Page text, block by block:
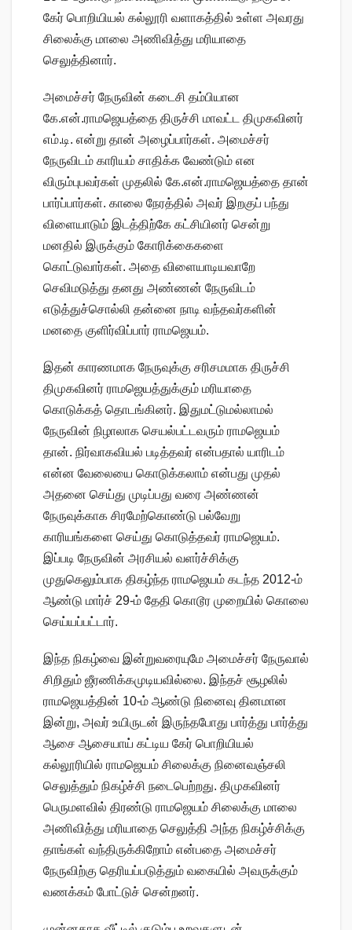
கேர் பொறியியல் கல்லூரி வளாகத்தில் உள்ள அவரது
சிலைக்கு மாலை அணிவித்து மரியாதை
செலுத்தினார்.
அமைச்சர் நேருவின் கடைசி தம்பியான
கே.என்.ராமஜெயத்தை திருச்சி மாவட்ட திமுகவினர்
எம்.டி. என்று தான் அழைப்பார்கள். அமைச்சர்
நேருவிடம் காரியம் சாதிக்க வேண்டும் என
விரும்புபவர்கள் முதலில் கே.என்.ராமஜெயத்தை தான்
பார்ப்பார்கள். காலை நேரத்தில் அவர் இறகுப் பந்து
விளையாடும் இடத்திற்கே கட்சியினர் சென்று
மனதில் இருக்கும் கோரிக்கைகளை
கொட்டுவார்கள். அதை விளையாடியவாறே
செவிமடுத்து தனது அண்ணன் நேருவிடம்
எடுத்துச்சொல்லி தன்னை நாடி வந்தவர்களின்
மனதை குளிர்விப்பார் ராமஜெயம்.
இதன் காரணமாக நேருவுக்கு சரிசமமாக திருச்சி
திமுகவினர் ராமஜெயத்துக்கும் மரியாதை
கொடுக்கத் தொடங்கினர். இதுமட்டுமல்லாமல்
நேருவின் நிழாலாக செயல்பட்டவரும் ராமஜெயம்
தான். நிர்வாகவியல் படித்தவர் என்பதால் யாரிடம்
என்ன வேலையை கொடுக்கலாம் என்பது முதல்
அதனை செய்து முடிப்பது வரை அண்ணன்
நேருவுக்காக சிரமேற்கொண்டு பல்வேறு
காரியங்களை செய்து கொடுத்தவர் ராமஜெயம்.
இப்படி நேருவின் அரசியல் வளர்ச்சிக்கு
முதுகெலும்பாக திகழ்ந்த ராமஜெயம் கடந்த 2012-ம்
ஆண்டு மார்ச் 29-ம் தேதி கொடூர முறையில் கொலை
செய்யப்பட்டார்.
இந்த நிகழ்வை இன்றுவரையுமே அமைச்சர் நேருவால்
சிறிதும் ஜீரணிக்கமுடியவில்லை. இந்தச் சூழலில்
ராமஜெயத்தின் 10-ம் ஆண்டு நினைவு தினமான
இன்று, அவர் உயிருடன் இருந்தபோது பார்த்து பார்த்து
ஆசை ஆசையாய் கட்டிய கேர் பொறியியல்
கல்லூரியில் ராமஜெயம் சிலைக்கு நினைவஞ்சலி
செலுத்தும் நிகழ்ச்சி நடைபெற்றது. திமுகவினர்
பெருமளவில் திரண்டு ராமஜெயம் சிலைக்கு மாலை
அணிவித்து மரியாதை செலுத்தி அந்த நிகழ்ச்சிக்கு
தாங்கள் வந்திருக்கிறோம் என்பதை அமைச்சர்
நேருவிற்கு தெரியப்படுத்தும் வகையில் அவருக்கும்
வணக்கம் போட்டுச் சென்றனர்.